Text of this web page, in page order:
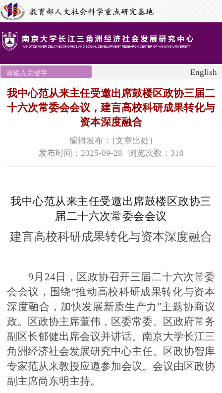
English
我中心范从来主任受邀出席鼓楼区政协三届二
十六次常委会会议，建言高校科研成果转化与
资本深度融合
编辑发布：{文章出处}
发布时间：2025-09-28 浏览次数： 310
我中心范从来主任受邀出席鼓楼区政协三
届二十六次常委会会议
建言高校科研成果转化与资本深度融合
9月 24日，区政协召开三届二十六次常委
会会议，围绕“推动高校科研成果转化与资本
深度融合，加快发展新质生产力 ”主题协商议
政。区政协主席董伟，区委常委、区政府常务
副区长郁健出席会议并讲话。南京大学长江三
角洲经济社会发展研究中心主任、区政协智库
专家范从来教授应邀参加会议。会议由区政协
副主席尚东明主持。